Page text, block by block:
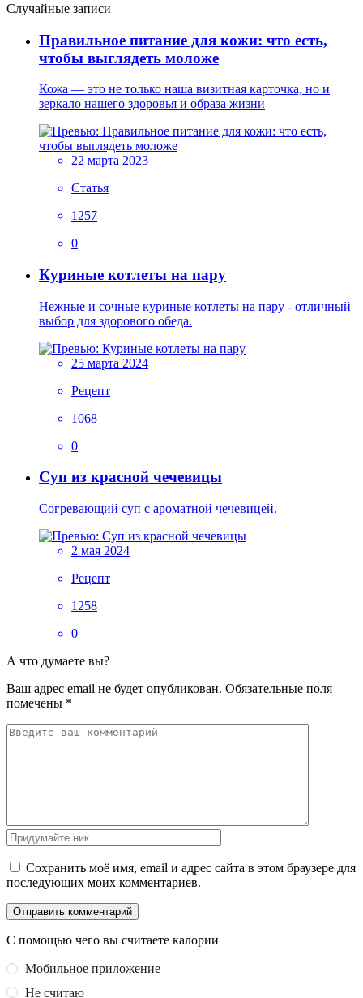
Случайные записи
Правильное питание для кожи: что есть,
чтобы выглядеть моложе
Кожа — это не только наша визитная карточка, но и
зеркало нашего здоровья и образа жизни
22 марта 2023
Статья
1257
0
Куриные котлеты на пару
Нежные и сочные куриные котлеты на пару - отличный
выбор для здорового обеда.
25 марта 2024
Рецепт
1068
0
Суп из красной чечевицы
Согревающий суп с ароматной чечевицей.
2 мая 2024
Рецепт
1258
0
А что думаете вы?
Ваш адрес email не будет опубликован. Обязательные поля
помечены *
Сохранить моё имя, email и адрес сайта в этом браузере для
последующих моих комментариев.
С помощью чего вы считаете калории
Мобильное приложение
Не считаю